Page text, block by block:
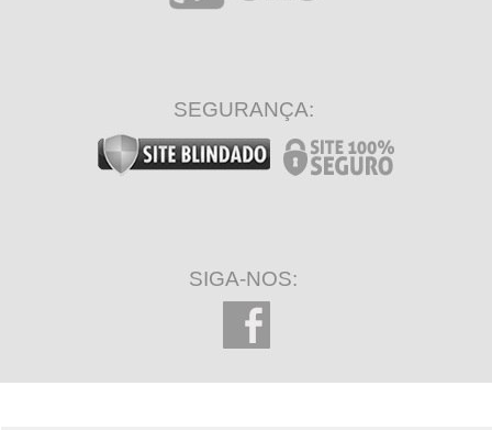
SEGURANÇA:
SIGA-NOS: